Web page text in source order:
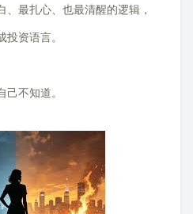
最扎心、也最清醒的逻辑，
资语言。
不知道。